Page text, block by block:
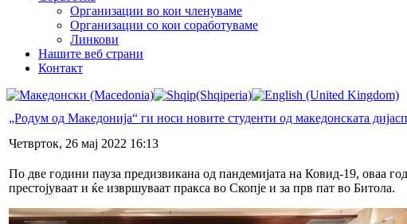
Организации во кои членуваме
Организации со кои соработуваме
Линкови
Нашите веб страни
Контакт
„Родум од Македонија“ ги носи новите студенти од македонската
Четврток, 26 мај 2022 16:13
По две години пауза предизвикана од пандемијата на Ковид-19, оваа
престојуваат и ќе извршуваат пракса во Скопје и за прв пат во Битола.